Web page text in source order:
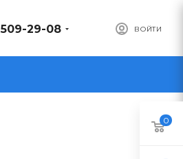
ВОЙТИ
509-29-08
0